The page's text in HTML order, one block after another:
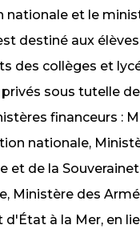
nationale et le
destiné aux
des collèges et
sous tutelle de
financeurs :
nationale,
et de la
Ministère des
d'État à la Mer, en